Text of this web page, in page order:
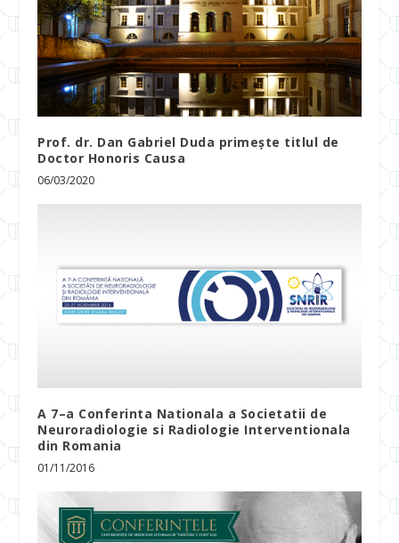
Prof. dr. Dan Gabriel Duda primește titlul de
Doctor Honoris Causa
06/03/2020
A 7–a Conferinta Nationala a Societatii de
Neuroradiologie si Radiologie Interventionala
din Romania
01/11/2016